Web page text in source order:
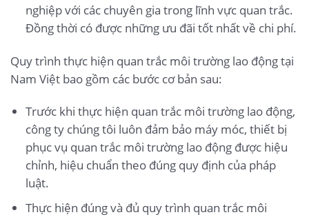
nghiệp với các chuyên gia trong lĩnh vực quan trắc.
Đồng thời có được những ưu đãi tốt nhất về chi phí.
Quy trình thực hiện quan trắc môi trường lao động tại
Nam Việt bao gồm các bước cơ bản sau:
Trước khi thực hiện quan trắc môi trường lao động,
công ty chúng tôi luôn đảm bảo máy móc, thiết bị
phục vụ quan trắc môi trường lao động được hiệu
chỉnh, hiệu chuẩn theo đúng quy định của pháp
luật.
Thực hiện đúng và đủ quy trình quan trắc môi